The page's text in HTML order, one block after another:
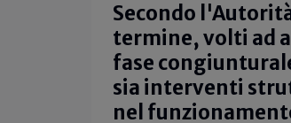
Secondo
termine, volti ad
fase
sia interventi
nel